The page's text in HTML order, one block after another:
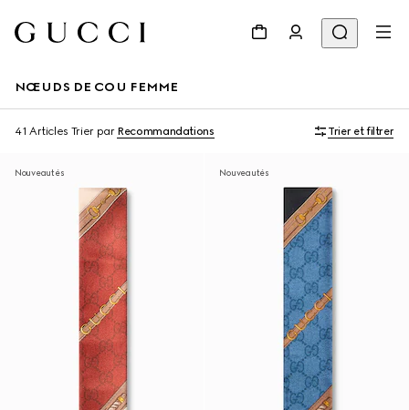
NŒUDS DE COU FEMME
41 Articles Trier par Recommandations Trier et filtrer
Nouveautés Nouveautés